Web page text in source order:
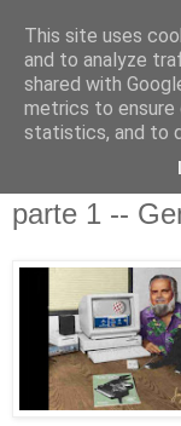
parte 1 --
This site uses
and to analyze
shared with
metrics to ensure
statistics, and to